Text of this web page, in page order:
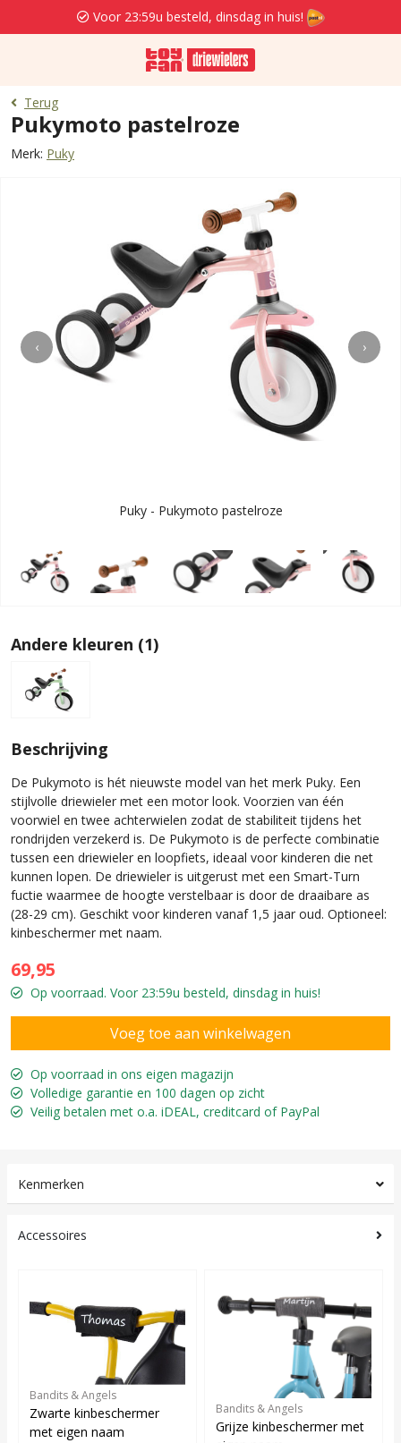
Voor 23:59u besteld, dinsdag in huis!
Terug
Pukymoto pastelroze
Merk: Puky
‹ ›
Puky - Pukymoto pastelroze
Andere kleuren (1)
Beschrijving
De Pukymoto is hét nieuwste model van het merk Puky. Een
stijlvolle driewieler met een motor look. Voorzien van één
voorwiel en twee achterwielen zodat de stabiliteit tijdens het
rondrijden verzekerd is. De Pukymoto is de perfecte combinatie
tussen een driewieler en loopfiets, ideaal voor kinderen die net
kunnen lopen. De driewieler is uitgerust met een Smart-Turn
fuctie waarmee de hoogte verstelbaar is door de draaibare as
(28-29 cm). Geschikt voor kinderen vanaf 1,5 jaar oud. Optioneel:
kinbeschermer met naam.
69,95
Op voorraad. Voor 23:59u besteld, dinsdag in huis!
Op voorraad in ons eigen magazijn
Volledige garantie en 100 dagen op zicht
Veilig betalen met o.a. iDEAL, creditcard of PayPal
Kenmerken
Accessoires
Bandits & Angels
Zwarte kinbeschermer
met eigen naam
Bandits & Angels
Grijze kinbeschermer met